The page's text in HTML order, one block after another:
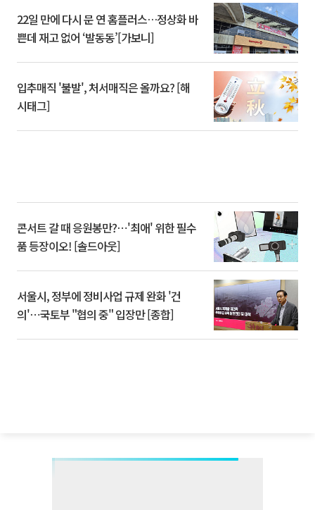
22일 만에 다시 문 연 홈플러스…정상화 바
쁜데 재고 없어 ‘발동동’[가보니]
입추매직 '불발', 처서매직은 올까요? [해
시태그]
콘서트 갈 때 응원봉만?⋯'최애' 위한 필수
품 등장이오! [솔드아웃]
서울시, 정부에 정비사업 규제 완화 '건
의'⋯국토부 "협의 중" 입장만 [종합]